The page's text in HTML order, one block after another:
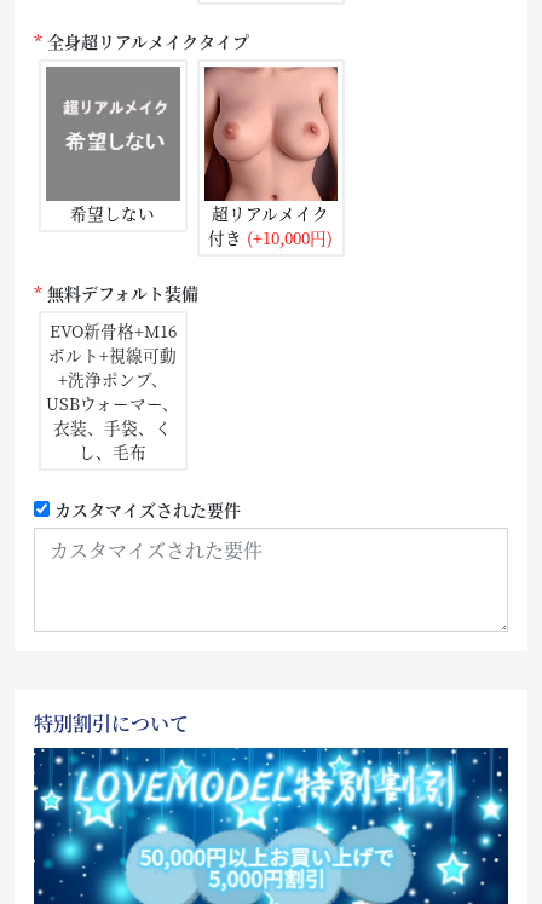
全身超リアルメイクタイプ
希望しない
超リアルメイク
付き (+10,000円)
無料デフォルト装備
EVO新骨格+M16
ボルト+視線可動
+洗浄ポンプ、
USBウォーマー、
衣装、手袋、く
し、毛布
カスタマイズされた要件
特別割引について